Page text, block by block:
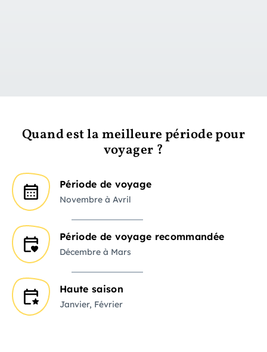
Quand est la meilleure période pour
voyager ?
Période de voyage
Novembre à Avril
Période de voyage recommandée
Décembre à Mars
Haute saison
Janvier, Février